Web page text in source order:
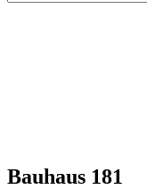
Bauhaus 181